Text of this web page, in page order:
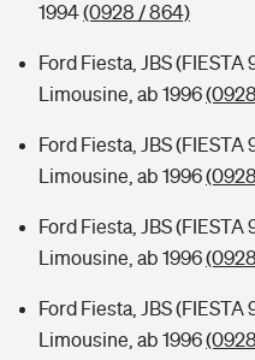
1994(0928 / 864)
Ford Fiesta, JBS (FIESTA
Limousine, ab 1996
Ford Fiesta, JBS (FIESTA
Limousine, ab 1996
Ford Fiesta, JBS (FIESTA
Limousine, ab 1996
Ford Fiesta, JBS (FIESTA
Limousine, ab 1996